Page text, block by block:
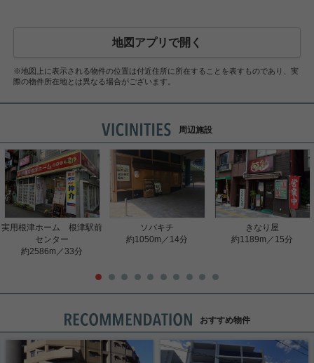
地図アプリで開く
※地図上に表示される物件の位置は付近住所に所在することを表すものであり、実
際の物件所在地とは異なる場合がございます。
周辺施設
実用根津ホーム 根津駅前
センター
約2586m／33分
ソバキチ
約1050m／14分
きなり屋
約1189m／15分
おすすめ物件